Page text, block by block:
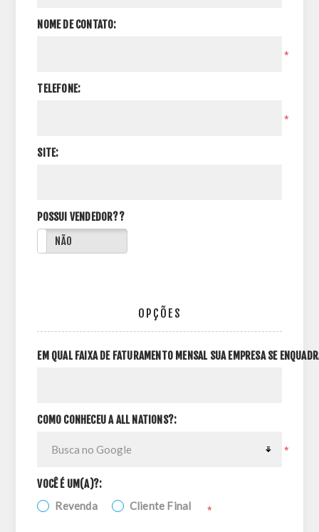
NOME DE CONTATO:
*
TELEFONE:
*
SITE:
POSSUI VENDEDOR??
NÃO
OPÇÕES
EM QUAL FAIXA DE FATURAMENTO MENSAL SUA EMPRESA SE
COMO CONHECEU A ALL NATIONS?:
*
VOCÊ É UM(A)?:
Revenda Cliente Final *